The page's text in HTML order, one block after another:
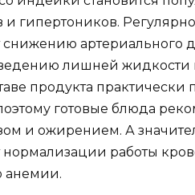
и гипертоников.
снижению
лишней жидкости
продукта практически
готовые блюда
и ожирением. А
нормализации работы
анемии.